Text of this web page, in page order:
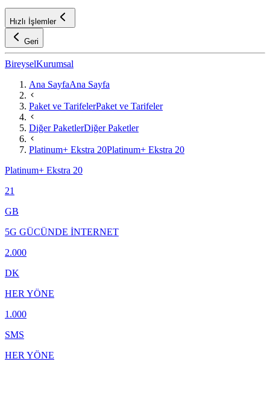
Hızlı İşlemler
Geri
BireyselKurumsal
Ana SayfaAna Sayfa
Paket ve TarifelerPaket ve Tarifeler
Diğer PaketlerDiğer Paketler
Platinum+ Ekstra 20Platinum+ Ekstra 20
Platinum+ Ekstra 20
21
GB
5G GÜCÜNDE İNTERNET
2.000
DK
HER YÖNE
1.000
SMS
HER YÖNE